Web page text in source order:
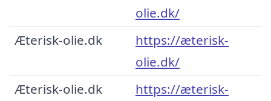
olie.dk/
Æterisk-olie.dk
https://æterisk-
olie.dk/
Æterisk-olie.dk
https://æterisk-